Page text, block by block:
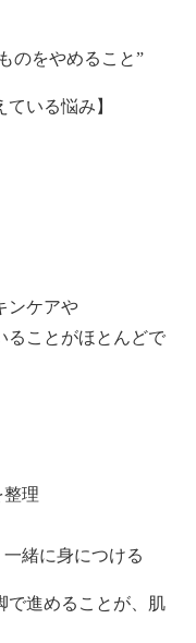
のをやめること”
いる悩み】
ンケアや
ることがほとんどで
整理
緒に身につける
で進めることが、肌